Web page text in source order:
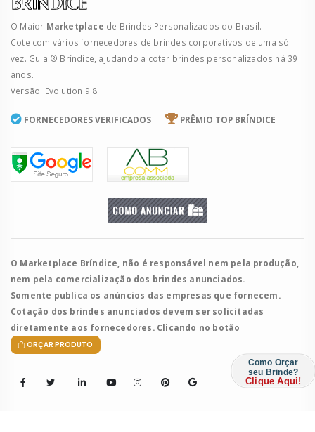
O Maior Marketplace de Brindes Personalizados do Brasil.
Cote com vários fornecedores de brindes corporativos de uma só
vez. Guia ® Bríndice, ajudando a cotar brindes personalizados há 39
anos.
Versão: Evolution 9.8
FORNECEDORES VERIFICADOS PRÊMIO TOP BRÍNDICE
O Marketplace Bríndice, não é responsável nem pela produção,
nem pela comercialização dos brindes anunciados.
Somente publica os anúncios das empresas que fornecem.
Cotação dos brindes anunciados devem ser solicitadas
diretamente aos fornecedores. Clicando no botão
ORÇAR PRODUTO
Como Orçar
seu Brinde?
Clique Aqui!